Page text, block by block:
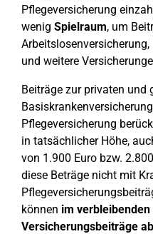
Pflegeversicherung
wenig Spielraum, um
und weitere
Beiträge zur privaten und
Pflegeversicherung
in tatsächlicher Höhe,
von 1.900 Euro bzw.
diese Beträge nicht mit
können im
Versicherungsbeiträge